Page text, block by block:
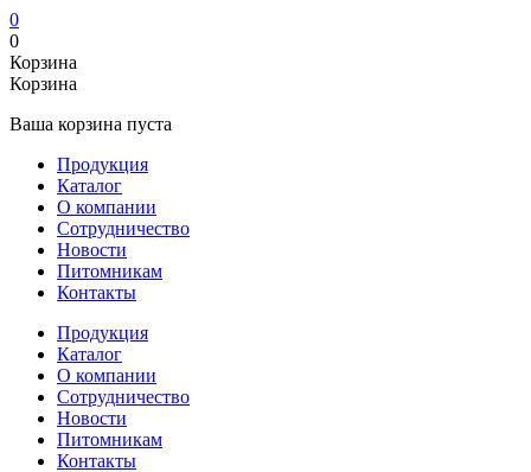
0
0
Корзина
Корзина
Ваша корзина пуста
Продукция
Каталог
О компании
Сотрудничество
Новости
Питомникам
Контакты
Продукция
Каталог
О компании
Сотрудничество
Новости
Питомникам
Контакты